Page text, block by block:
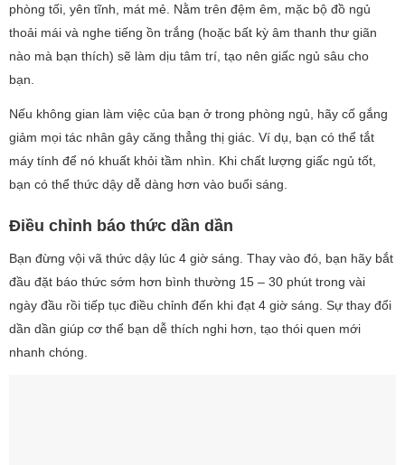
phòng tối, yên tĩnh, mát mẻ. Nằm trên đệm êm, mặc bộ đồ ngủ
thoải mái và nghe tiếng ồn trắng (hoặc bất kỳ âm thanh thư giãn
nào mà bạn thích) sẽ làm dịu tâm trí, tạo nên giấc ngủ sâu cho
bạn.
Nếu không gian làm việc của bạn ở trong phòng ngủ, hãy cố gắng
giảm mọi tác nhân gây căng thẳng thị giác. Ví dụ, bạn có thể tắt
máy tính để nó khuất khỏi tầm nhìn. Khi chất lượng giấc ngủ tốt,
bạn có thể thức dậy dễ dàng hơn vào buổi sáng.
Điều chỉnh báo thức dần dần
Bạn đừng vội vã thức dậy lúc 4 giờ sáng. Thay vào đó, bạn hãy bắt
đầu đặt báo thức sớm hơn bình thường 15 – 30 phút trong vài
ngày đầu rồi tiếp tục điều chỉnh đến khi đạt 4 giờ sáng. Sự thay đổi
dần dần giúp cơ thể bạn dễ thích nghi hơn, tạo thói quen mới
nhanh chóng.